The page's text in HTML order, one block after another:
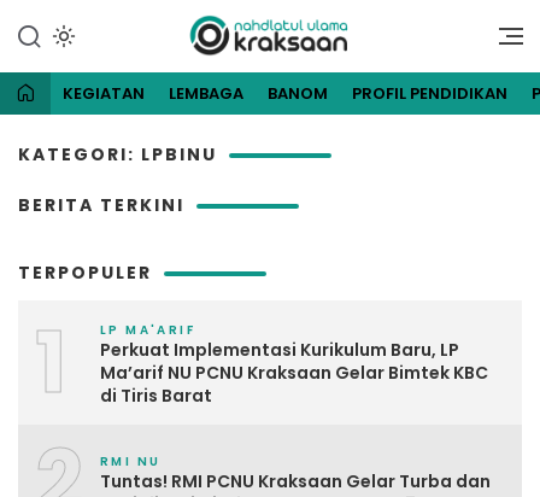
konten
NU Kraksaan
Website Resmi Pengurus
Kraksaan
KEGIATAN LEMBAGA BANOM PROFIL PENDIDIKAN
KATEGORI: LPBINU
BERITA TERKINI
TERPOPULER
1 LP MA'ARIF
Perkuat Implementasi Kurikulum Baru, LP
Ma’arif NU PCNU Kraksaan Gelar Bimtek KBC
di Tiris Barat
RMI NU
Tuntas! RMI PCNU Kraksaan Gelar Turba dan